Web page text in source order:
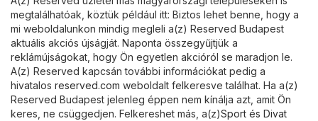
megtalálhatóak, köztük például itt: Biztos lehet benne, hogy a
mi weboldalunkon mindig megleli a(z) Reserved Budapest
aktuális akciós újságját. Naponta összegyűjtjük a
reklámújságokat, hogy Ön egyetlen akcióról se maradjon le.
A(z) Reserved kapcsán további információkat pedig a
hivatalos reserved.com weboldalt felkeresve találhat. Ha a(z)
Reserved Budapest jelenleg éppen nem kínálja azt, amit Ön
keres, ne csüggedjen. Felkereshet más, a(z)Sport és Divat